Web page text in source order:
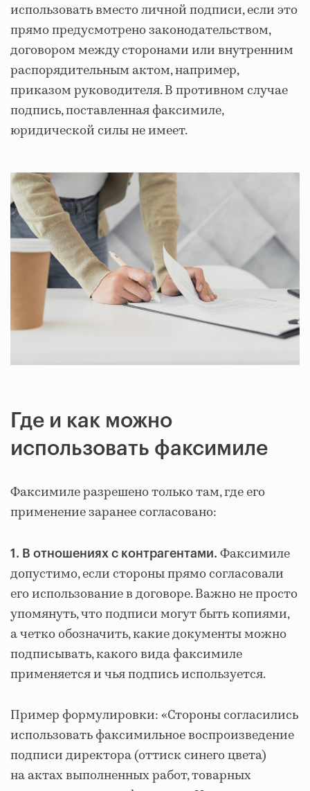
использовать вместо личной подписи, если это
прямо предусмотрено законодательством,
договором между сторонами или внутренним
распорядительным актом, например,
приказом руководителя. В противном случае
подпись, поставленная факсимиле,
юридической силы не имеет.
Где и как можно
использовать факсимиле
Факсимиле разрешено только там, где его
применение заранее согласовано:
1. В отношениях с контрагентами. Факсимиле
допустимо, если стороны прямо согласовали
его использование в договоре. Важно не просто
упомянуть, что подписи могут быть копиями,
а четко обозначить, какие документы можно
подписывать, какого вида факсимиле
применяется и чья подпись используется.
Пример формулировки: «Стороны согласились
использовать факсимильное воспроизведение
подписи директора (оттиск синего цвета)
на актах выполненных работ, товарных